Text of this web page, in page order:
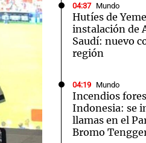
04:37 Mundo
Hutíes de
instalación de
Saudí: nuevo
región
04:19 Mundo
Incendios
Indonesia: se
llamas en el
Bromo